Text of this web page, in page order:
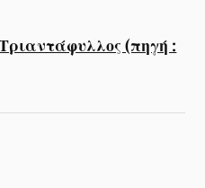
(πηγή :